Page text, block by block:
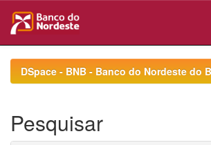
navigationDSpace - BNB - Banco do Nordeste do
Pesquisar